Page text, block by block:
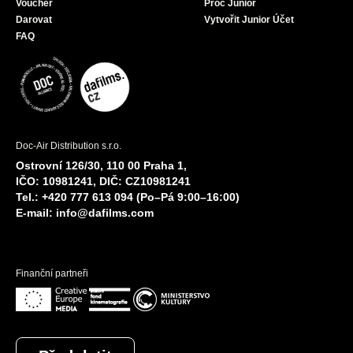
Voucher
Darovat
FAQ
Proč Junior
Vytvořit Junior Účet
Doc-Air Distribution s.r.o.
Ostrovní 126/30, 110 00 Praha 1,
IČO: 10981241, DIČ: CZ10981241
Tel.: +420 777 613 094 (Po–Pá 9:00–16:00)
E-mail: info@dafilms.com
Finanční partneři